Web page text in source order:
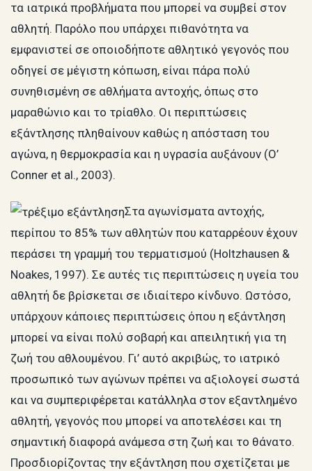
τα ιατρικά προβλήματα που μπορεί να συμβεί στον
αθλητή. Παρόλο που υπάρχει πιθανότητα να
εμφανιστεί σε οποιοδήποτε αθλητικό γεγονός που
οδηγεί σε μέγιστη κόπωση, είναι πάρα πολύ
συνηθισμένη σε αθλήματα αντοχής, όπως στο
μαραθώνιο και το τρίαθλο. Οι περιπτώσεις
εξάντλησης πληθαίνουν καθώς η απόσταση του
αγώνα, η θερμοκρασία και η υγρασία αυξάνουν (O’
Conner et al., 2003).
Στα αγωνίσματα αντοχής,
περίπου το 85% των αθλητών που καταρρέουν έχουν
περάσει τη γραμμή του τερματισμού (Holtzhausen &
Noakes, 1997). Σε αυτές τις περιπτώσεις η υγεία του
αθλητή δε βρίσκεται σε ιδιαίτερο κίνδυνο. Ωστόσο,
υπάρχουν κάποιες περιπτώσεις όπου η εξάντληση
μπορεί να είναι πολύ σοβαρή και απειλητική για τη
ζωή του αθλουμένου. Γι’ αυτό ακριβώς, το ιατρικό
προσωπικό των αγώνων πρέπει να αξιολογεί σωστά
και να συμπεριφέρεται κατάλληλα στον εξαντλημένο
αθλητή, γεγονός που μπορεί να αποτελέσει και τη
σημαντική διαφορά ανάμεσα στη ζωή και το θάνατο.
Προσδιορίζοντας την εξάντληση που σχετίζεται με